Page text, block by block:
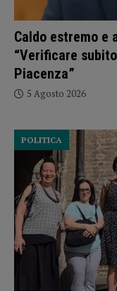
Caldo estremo e
“Verificare
Piacenza”
5 Agosto 2026
POLITICA